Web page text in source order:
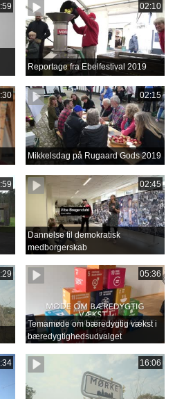
02:10
Reportage fra Ebelfestival 2019
02:15
Mikkelsdag på Rugaard Gods 2019
02:45
Dannelse til demokratisk
medborgerskab
05:36
Temamøde om bæredygtig vækst i
bæredygtighedsudvalget
16:06